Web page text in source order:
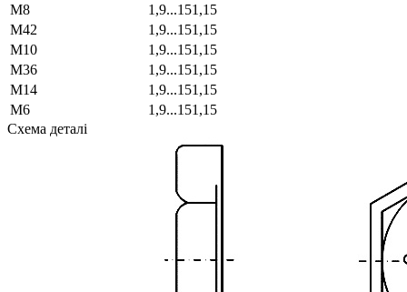
М8
1,9...151,15
М42
1,9...151,15
М10
1,9...151,15
М36
1,9...151,15
М14
1,9...151,15
М6
1,9...151,15
Схема деталі